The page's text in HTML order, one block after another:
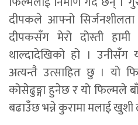
दीपकले आफ्नो
दीपकसँग मेरो दोस्ती
थाल्दादेखिको हो । उनीसँग
अत्यन्तै उत्साहित छु । यो
कोसेढुङ्गा हुनेछ र यो फिल्मले
बढाउँछ भन्ने कुरामा मलाई खुशी